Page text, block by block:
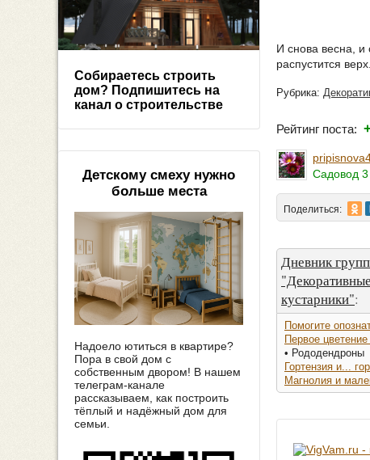
И снова весна, и
распустится
Рубрика:
Рейтинг поста:
Садовод 3
Поделиться:
Дневник
кустарники":
Помогите
Первое
• Рододендроны
Гортензия и...
Магнолия и
Собираетесь строить
дом? Подпишитесь на
канал о строительстве
Детскому смеху нужно
больше места
Надоело ютиться в квартире?
Пора в свой дом с
собственным двором! В нашем
телеграм-канале
рассказываем, как построить
тёплый и надёжный дом для
семьи.